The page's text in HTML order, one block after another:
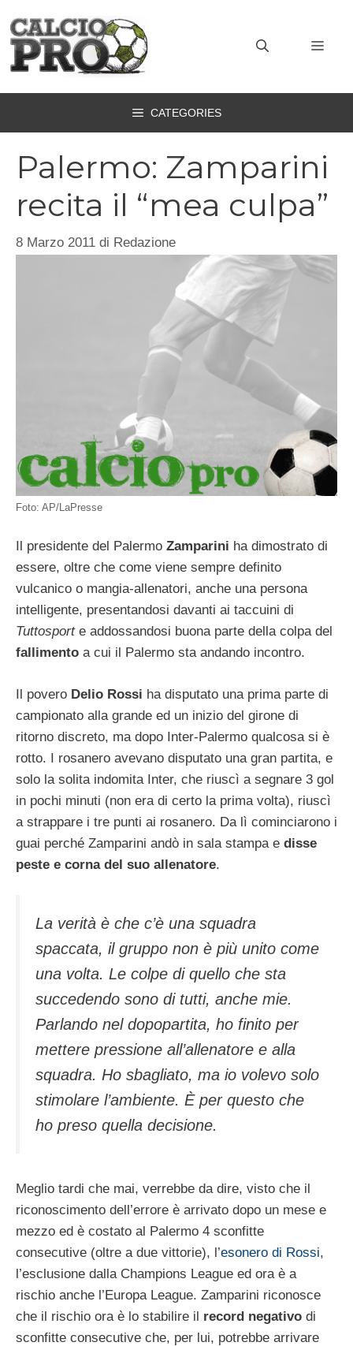
contenuto
CATEGORIES
Palermo: Zamparini
recita il “mea culpa”
8 Marzo 2011 di Redazione
Foto: AP/LaPresse
Il presidente del Palermo Zamparini ha dimostrato di
essere, oltre che come viene sempre definito
vulcanico o mangia-allenatori, anche una persona
intelligente, presentandosi davanti ai taccuini di
Tuttosport e addossandosi buona parte della colpa del
fallimento a cui il Palermo sta andando incontro.
Il povero Delio Rossi ha disputato una prima parte di
campionato alla grande ed un inizio del girone di
ritorno discreto, ma dopo Inter-Palermo qualcosa si è
rotto. I rosanero avevano disputato una gran partita, e
solo la solita indomita Inter, che riuscì a segnare 3 gol
in pochi minuti (non era di certo la prima volta), riuscì
a strappare i tre punti ai rosanero. Da lì cominciarono i
guai perché Zamparini andò in sala stampa e disse
peste e corna del suo allenatore.
La verità è che c’è una squadra
spaccata, il gruppo non è più unito come
una volta. Le colpe di quello che sta
succedendo so­no di tutti, anche mie.
Parlando nel dopopartita, ho finito per
mettere pressione all’allenatore e alla
squa­dra. Ho sbagliato, ma io volevo solo
stimolare l’ambiente. È per questo che
ho preso quella decisione.
Meglio tardi che mai, verrebbe da dire, visto che il
riconoscimento dell’errore è arrivato dopo un mese e
mezzo ed è costato al Palermo 4 sconfitte
consecutive (oltre a due vittorie), l’esonero di Rossi,
l’esclusione dalla Champions League ed ora è a
rischio anche l’Europa League. Zamparini riconosce
che il rischio ora è lo stabilire il record negativo di
sconfitte consecutive che, per lui, potrebbe arrivare